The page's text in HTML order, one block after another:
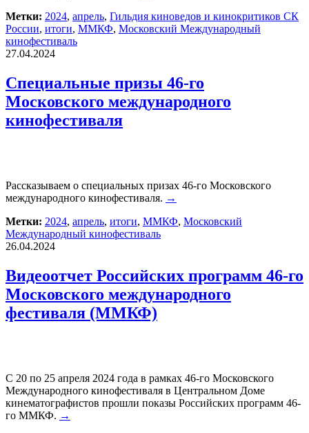
Метки: 2024, апрель, Гильдия киноведов и кинокритиков СК
России, итоги, ММКФ, Московский Международный
кинофестиваль
27.04.2024
Специальные призы 46-го
Московского международного
кинофестиваля
Рассказываем о специальных призах 46-го Московского
международного кинофестиваля. →
Метки: 2024, апрель, итоги, ММКФ, Московский
Международный кинофестиваль
26.04.2024
Видеоотчет Российских программ 46-го
Московского международного
фестиваля (ММКФ)
С 20 по 25 апреля 2024 года в рамках 46-го Московского
Международного кинофестиваля в Центральном Доме
кинематографистов прошли показы Российских программ 46-
го ММКФ. →